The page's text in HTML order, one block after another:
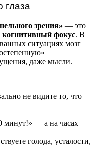
глаза
зрения» — это
когнитивный фокус. В
ситуациях мозг
даже мысли.
не видите то, что
минут!» — а на часах
голода, усталости,